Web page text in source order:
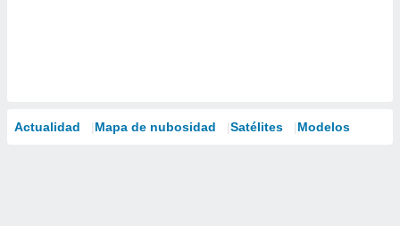
Actualidad Mapa de nubosidad Satélites Modelos